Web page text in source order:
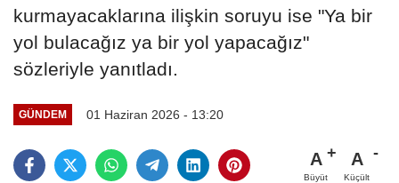
kurmayacaklarına ilişkin soruyu ise "Ya bir
yol bulacağız ya bir yol yapacağız"
sözleriyle yanıtladı.
GÜNDEM 01 Haziran 2026 - 13:20
A
Büyüt
A
Küçült